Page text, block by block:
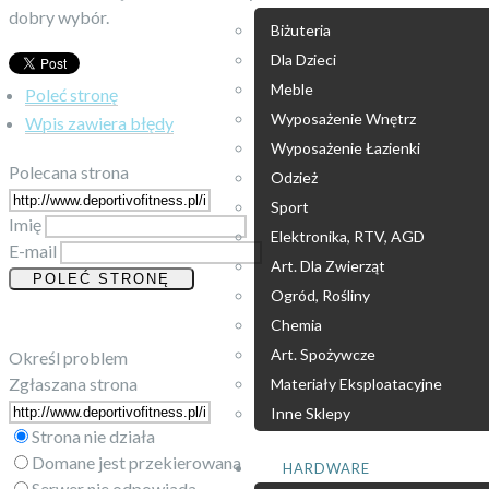
Biżuteria
Dla Dzieci
Meble
Wyposażenie Wnętrz
Wyposażenie Łazienki
Odzież
Sport
Elektronika, RTV, AGD
Art. Dla Zwierząt
Ogród, Rośliny
Chemia
Art. Spożywcze
Materiały Eksploatacyjne
Inne Sklepy
HARDWARE
dobry wybór.
Poleć stronę
Wpis zawiera błędy
Polecana strona
Imię
E-mail
Określ problem
Zgłaszana strona
Strona nie działa
Domane jest przekierowana